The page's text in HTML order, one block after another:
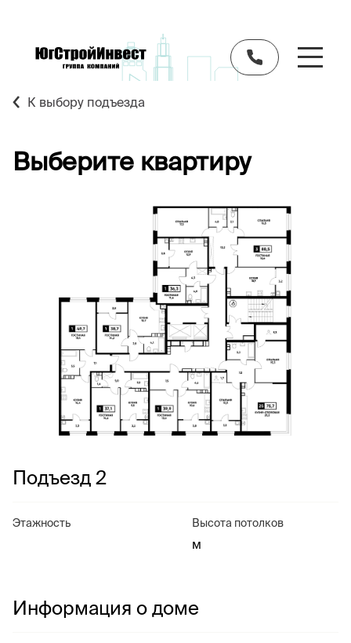
К выбору подъезда
Выберите квартиру
Подъезд 2
Этажность Высота потолков
м
Информация о доме